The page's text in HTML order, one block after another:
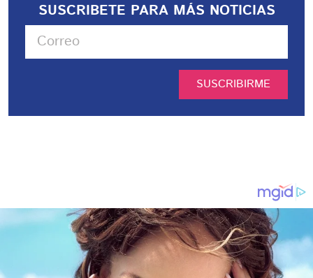
SUSCRIBETE PARA MÁS NOTICIAS
SUSCRIBIRME